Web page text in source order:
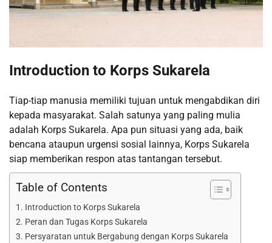
Introduction to Korps Sukarela
Tiap-tiap manusia memiliki tujuan untuk mengabdikan diri
kepada masyarakat. Salah satunya yang paling mulia
adalah Korps Sukarela. Apa pun situasi yang ada, baik
bencana ataupun urgensi sosial lainnya, Korps Sukarela
siap memberikan respon atas tantangan tersebut.
Table of Contents
Introduction to Korps Sukarela
Peran dan Tugas Korps Sukarela
Persyaratan untuk Bergabung dengan Korps Sukarela